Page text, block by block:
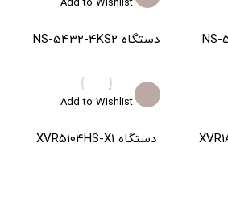
دستگاه NS-5432-4KS2
Add to Wishlist
دستگاه XVR5104HS-X1